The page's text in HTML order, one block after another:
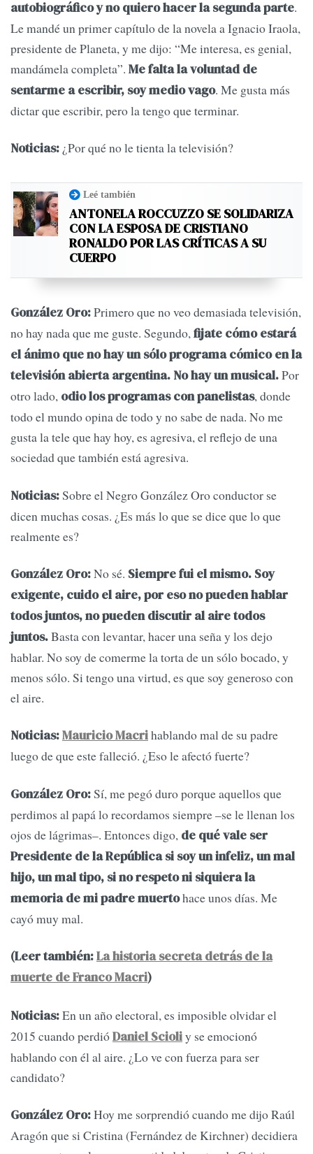
autobiográfico y no quiero hacer la segunda parte.
Le mandé un primer capítulo de la novela a Ignacio Iraola,
presidente de Planeta, y me dijo: “Me interesa, es genial,
mandámela completa”. Me falta la voluntad de
sentarme a escribir, soy medio vago. Me gusta más
dictar que escribir, pero la tengo que terminar.
Noticias: ¿Por qué no le tienta la televisión?
Leé también
ANTONELA ROCCUZZO SE SOLIDARIZA
CON LA ESPOSA DE CRISTIANO
RONALDO POR LAS CRÍTICAS A SU
CUERPO
González Oro:Primero que no veo demasiada televisión,
no hay nada que me guste. Segundo,fijate cómo estará
el ánimo que no hay un sólo programa cómico en la
televisión abierta argentina. No hay un musical.Por
otro lado, odio los programas con panelistas, donde
todo el mundo opina de todo y no sabe de nada. No me
gusta la tele que hay hoy, es agresiva, el reflejo de una
sociedad que también está agresiva.
Noticias:Sobre el Negro González Oro conductor se
dicen muchas cosas. ¿Es más lo que se dice que lo que
realmente es?
González Oro:No sé. Siempre fui el mismo. Soy
exigente, cuido el aire, por eso no pueden hablar
todos juntos, no pueden discutir al aire todos
juntos.Basta con levantar, hacer una seña y los dejo
hablar. No soy de comerme la torta de un sólo bocado, y
menos sólo. Si tengo una virtud, es que soy generoso con
el aire.
Noticias:Mauricio Macrihablando mal de su padre
luego de que este falleció. ¿Eso le afectó fuerte?
González Oro:Sí, me pegó duro porque aquellos que
perdimos al papá lo recordamos siempre –se le llenan los
ojos de lágrimas–. Entonces digo, de qué vale ser
Presidente de la República si soy un infeliz, un mal
hijo, un mal tipo, si no respeto ni siquiera la
memoria de mi padre muertohace unos días. Me
cayó muy mal.
(Leer también:La historia secreta detrás de la
muerte de Franco Macri)
Noticias:En un año electoral, es imposible olvidar el
2015 cuando perdióDaniel Scioliy se emocionó
hablando con él al aire. ¿Lo ve con fuerza para ser
candidato?
González Oro:Hoy me sorprendió cuando me dijo Raúl
Aragón que si Cristina (Fernández de Kirchner) decidiera